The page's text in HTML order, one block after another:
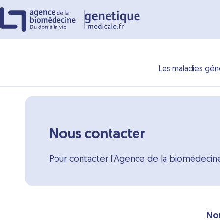
Les maladies
Nous contacter
Pour contacter l’Agence de la